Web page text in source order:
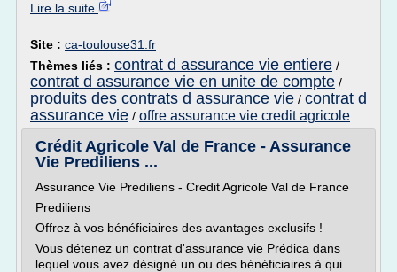
Lire la suite
Site : ca-toulouse31.fr
Thèmes liés : contrat d assurance vie entiere /
contrat d assurance vie en unite de compte /
produits des contrats d assurance vie / contrat d
assurance vie / offre assurance vie credit agricole
Crédit Agricole Val de France - Assurance
Vie Prediliens ...
Assurance Vie Prediliens - Credit Agricole Val de France
Prediliens
Offrez à vos bénéficiaires des avantages exclusifs !
Vous détenez un contrat d'assurance vie Prédica dans
lequel vous avez désigné un ou des bénéficiaires à qui